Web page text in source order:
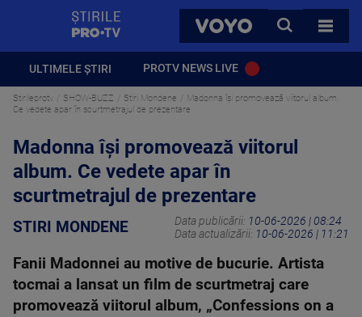
VOYO
CAUTA
TOATE
ULTIMELE ȘTIRI PROTV NEWS LIVE
Stirileprotv SHOW-BUZZ Stiri Mondene
Madonna își promovează viitorul album.
Ce vedete apar în scurtmetrajul de prezentare
Madonna își promovează viitorul
album. Ce vedete apar în
scurtmetrajul de prezentare
STIRI MONDENE Data publicării: 10-06-2026 | 08:24
Data actualizării: 10-06-2026 | 11:21
Fanii Madonnei au motive de bucurie. Artista
tocmai a lansat un film de scurtmetraj care
promovează viitorul album, „Confessions on a